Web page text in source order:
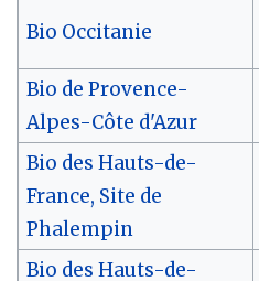
Bio Occitanie
Bio de Provence-
Alpes-Côte d'Azur
Bio des Hauts-de-
France, Site de
Phalempin
Bio des Hauts-de-